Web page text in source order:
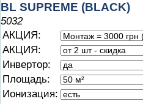
BL SUPREME (BLACK)
5032
АКЦИЯ:
АКЦИЯ:
Инвертор:
Площадь:
Ионизация: